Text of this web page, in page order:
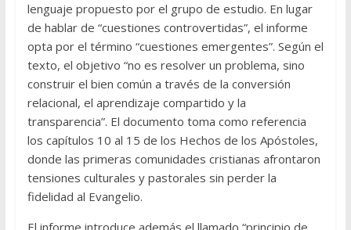
lenguaje propuesto por el grupo de estudio. En lugar
de hablar de “cuestiones controvertidas”, el informe
opta por el término “cuestiones emergentes”. Según el
texto, el objetivo “no es resolver un problema, sino
construir el bien común a través de la conversión
relacional, el aprendizaje compartido y la
transparencia”. El documento toma como referencia
los capítulos 10 al 15 de los Hechos de los Apóstoles,
donde las primeras comunidades cristianas afrontaron
tensiones culturales y pastorales sin perder la
fidelidad al Evangelio.